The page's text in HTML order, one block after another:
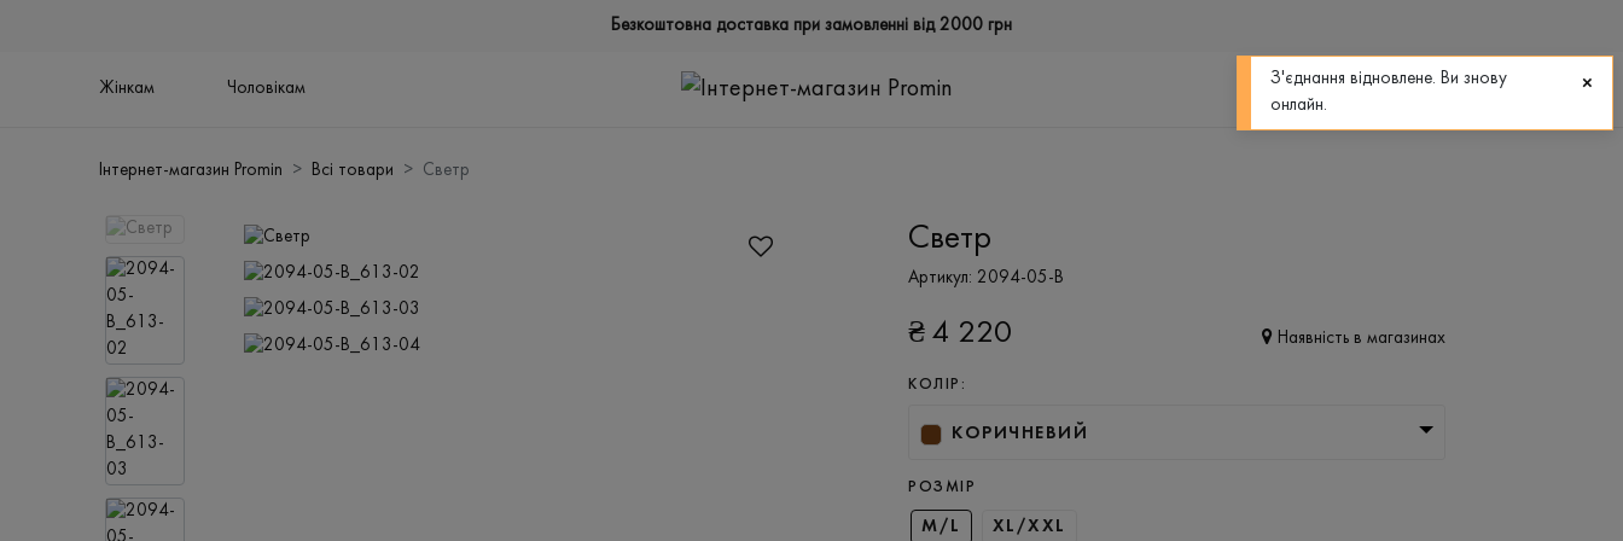
Безкоштовна доставка при замовленні від 2000 грн
Жінкам Чоловікам
0
Інтернет-магазин Promin Всі товари Светр
Светр
Артикул: 2094-05-B
₴ 4 220 Наявність в магазинах
КОЛІР:
КОРИЧНЕВИЙ
РОЗМІР
M/L XL/XXL
З'єднання відновлене. Ви знову
онлайн.